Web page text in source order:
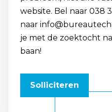
website. Bel naar 038
naar
je met de zoektocht
baan!
Solliciteren